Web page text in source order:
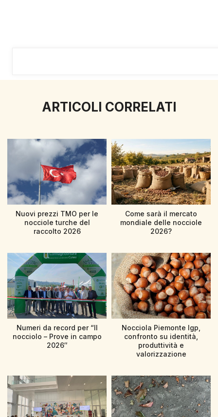
ARTICOLI CORRELATI
Nuovi prezzi TMO per le
nocciole turche del
raccolto 2026
Come sarà il mercato
mondiale delle nocciole
2026?
Numeri da record per “Il
nocciolo – Prove in campo
2026″
Nocciola Piemonte Igp,
confronto su identità,
produttività e
valorizzazione